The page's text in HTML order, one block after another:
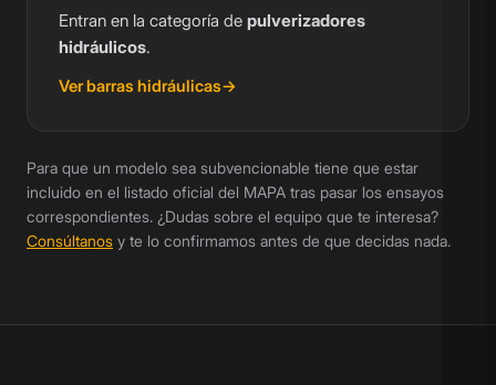
Entran en la categoría de pulverizadores
hidráulicos.
Ver barras hidráulicas
Para que un modelo sea subvencionable tiene que estar
incluido en el listado oficial del MAPA tras pasar los ensayos
correspondientes. ¿Dudas sobre el equipo que te interesa?
Consúltanos y te lo confirmamos antes de que decidas nada.